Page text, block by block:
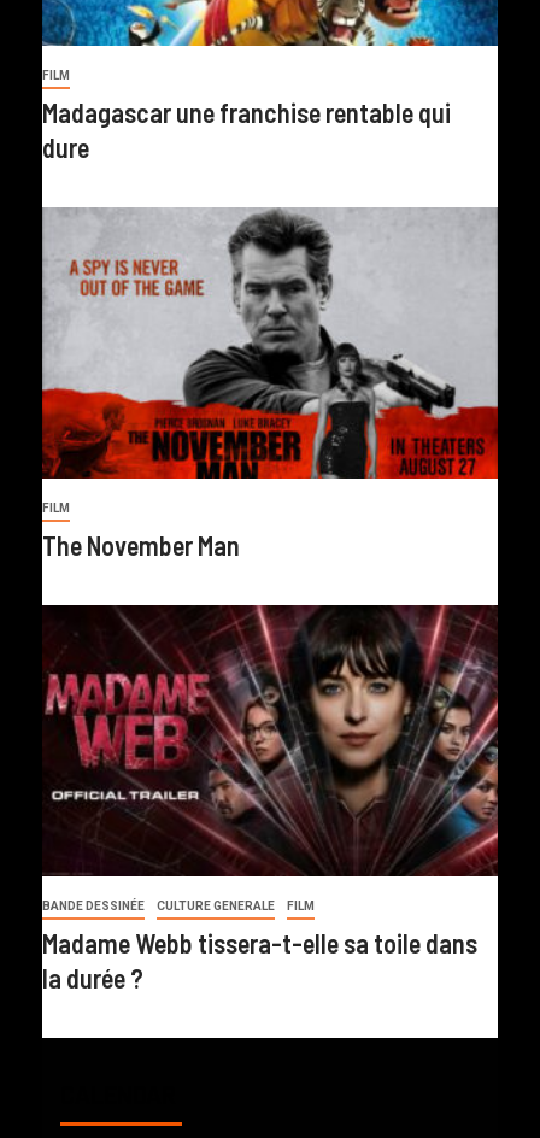
FILM
Madagascar une franchise rentable qui
dure
FILM
The November Man
BANDE DESSINÉE CULTURE GENERALE FILM
Madame Webb tissera-t-elle sa toile dans
la durée ?